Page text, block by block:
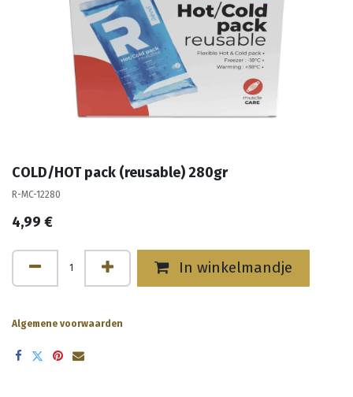
COLD/HOT pack (reusable) 280gr
R-MC-12280
4,99 €
In winkelmandje
Algemene voorwaarden